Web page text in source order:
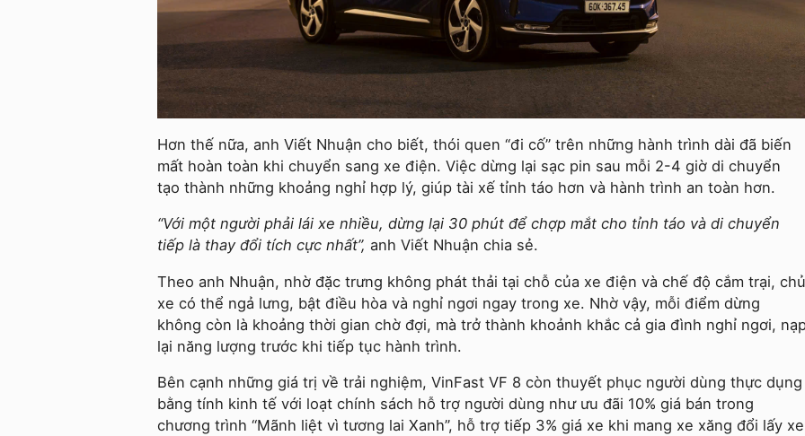
Hơn thế nữa, anh Viết Nhuận cho biết, thói quen “đi cố” trên những hành trình dài đã biến
mất hoàn toàn khi chuyển sang xe điện. Việc dừng lại sạc pin sau mỗi 2-4 giờ di chuyển
tạo thành những khoảng nghỉ hợp lý, giúp tài xế tỉnh táo hơn và hành trình an toàn hơn.
“Với một người phải lái xe nhiều, dừng lại 30 phút để chợp mắt cho tỉnh táo và di chuyển
tiếp là thay đổi tích cực nhất”, anh Viết Nhuận chia sẻ.
Theo anh Nhuận, nhờ đặc trưng không phát thải tại chỗ của xe điện và chế độ cắm trại, chủ
xe có thể ngả lưng, bật điều hòa và nghỉ ngơi ngay trong xe. Nhờ vậy, mỗi điểm dừng
không còn là khoảng thời gian chờ đợi, mà trở thành khoảnh khắc cả gia đình nghỉ ngơi,
lại năng lượng trước khi tiếp tục hành trình.
Bên cạnh những giá trị về trải nghiệm, VinFast VF 8 còn thuyết phục người dùng thực dụng
bằng tính kinh tế với loạt chính sách hỗ trợ người dùng như ưu đãi 10% giá bán trong
chương trình “Mãnh liệt vì tương lai Xanh”, hỗ trợ tiếp 3% giá xe khi mang xe xăng đổi lấy xe